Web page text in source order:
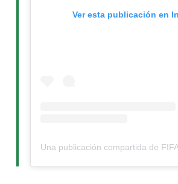
Ver esta publicación en